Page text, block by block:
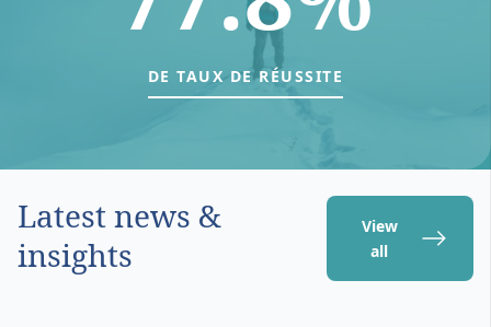
DE TAUX DE RÉUSSITE
Latest news &
insights
View
all